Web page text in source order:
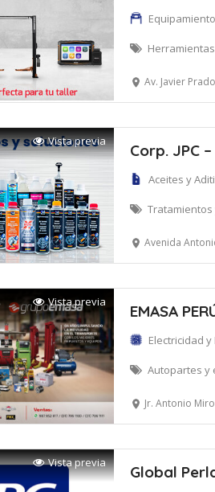
Av. Javier
Vista previa Corp. JPC
Aceites y
Avenida Antonio Miró
Vista previa EMASA
Electricidad
Autopartes y
Jr. Antonio
Vista previa Global